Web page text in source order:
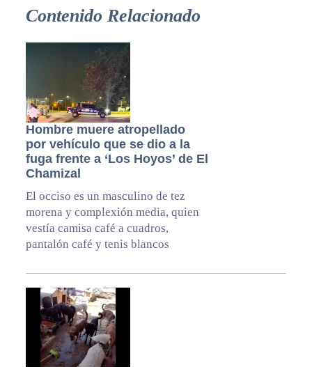
Contenido Relacionado
Hombre muere atropellado
por vehículo que se dio a la
fuga frente a ‘Los Hoyos’ de El
Chamizal
El occiso es un masculino de tez
morena y complexión media, quien
vestía camisa café a cuadros,
pantalón café y tenis blancos